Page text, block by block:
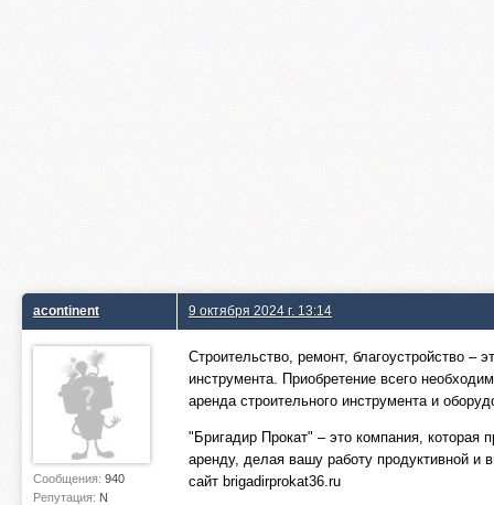
acontinent
Сообщения: 940
Репутация: N
9 октября 2024 г. 13:14
Строительство, ремонт, благоустройство –
инструмента. Приобретение всего
аренда строительного инструмента и
"Бригадир Прокат" – это компания, которая
аренду, делая вашу работу продуктивной и
сайт brigadirprokat36.ru